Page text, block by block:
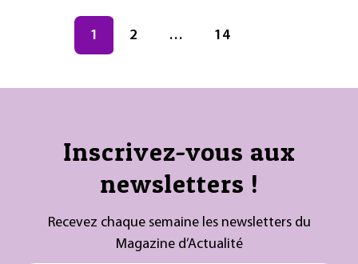
Navigation des articles
Page
1 Page
2 … Page
14
Inscrivez-vous aux
newsletters !
Recevez chaque semaine les newsletters du
Magazine d’Actualité